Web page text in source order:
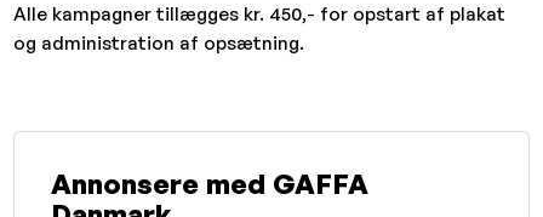
Alle kampagner tillægges kr. 450,- for opstart af plakat
og administration af opsætning.
Annonsere med GAFFA